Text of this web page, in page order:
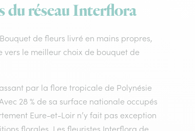
du réseau Interflora
de fleurs livré en mains propres,
le meilleur choix de bouquet de
par la flore tropicale de Polynésie
28 % de sa surface nationale occupés
Eure-et-Loir n’y fait pas exception
florales. Les fleuristes Interflora de